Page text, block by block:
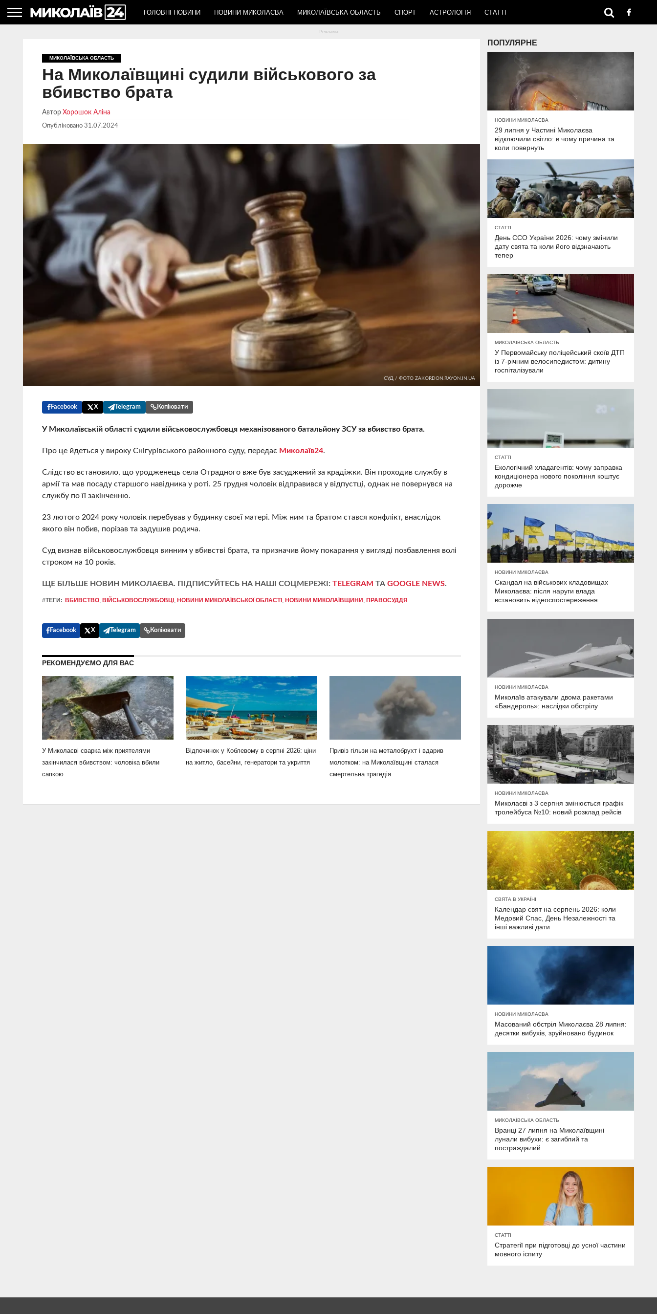
ГОЛОВНІ НОВИНИ НОВИНИ МИКОЛАЄВА МИКОЛАЇВСЬКА ОБЛАСТЬ СПОРТ АСТРОЛОГІЯ СТАТТІ
МИКОЛАЇВСЬКА ОБЛАСТЬ
На Миколаївщині судили військового за
вбивство брата
Автор Хорошок Аліна
Опубліковано 31.07.2024
СУД / ФОТО ZAKORDON.RAYON.IN.UA
Facebook X Telegram Копіювати
У Миколаївській області судили військовослужбовця механізованого батальйону ЗСУ за вбивство брата.
Про це йдеться у вироку Снігурівського районного суду, передає Миколаїв24.
Слідство встановило, що уродженець села Отрадного вже був засуджений за крадіжки. Він проходив службу в
армії та мав посаду старшого навідника у роті. 25 грудня чоловік відправився у відпустці, однак не повернувся на
службу по її закінченню.
23 лютого 2024 року чоловік перебував у будинку своєї матері. Між ним та братом стався конфлікт, внаслідок
якого він побив, порізав та задушив родича.
Суд визнав військовослужбовця винним у вбивстві брата, та призначив йому покарання у вигляді позбавлення волі
строком на 10 років.
ЩЕ БІЛЬШЕ НОВИН МИКОЛАЄВА. ПІДПИСУЙТЕСЬ НА НАШІ СОЦМЕРЕЖІ:TELEGRAM ТАGOOGLE NEWS.
#ТЕГИ: ВБИВСТВО,ВІЙСЬКОВОСЛУЖБОВЦІ,НОВИНИ МИКОЛАЇВСЬКОЇ ОБЛАСТІ,НОВИНИ МИКОЛАЇВЩИНИ,ПРАВОСУДДЯ
Facebook X Telegram Копіювати
РЕКОМЕНДУЄМО ДЛЯ ВАС
У Миколаєві сварка між приятелями
закінчилася вбивством: чоловіка вбили
сапкою
Відпочинок у Коблевому в серпні 2026: ціни
на житло, басейни, генератори та укриття
Привіз гільзи на металобрухт і вдарив
молотком: на Миколаївщині сталася
смертельна трагедія
ПОПУЛЯРНЕ
НОВИНИ МИКОЛАЄВА
29 липня у Частині Миколаєва
відключили світло: в чому причина та
коли повернуть
СТАТТІ
День ССО України 2026: чому змінили
дату свята та коли його відзначають
тепер
МИКОЛАЇВСЬКА ОБЛАСТЬ
У Первомайську поліцейський скоїв ДТП
із 7-річним велосипедистом: дитину
госпіталізували
СТАТТІ
Екологічний хладагентів: чому заправка
кондиціонера нового покоління коштує
дорожче
НОВИНИ МИКОЛАЄВА
Скандал на військових кладовищах
Миколаєва: після наруги влада
встановить відеоспостереження
НОВИНИ МИКОЛАЄВА
Миколаїв атакували двома ракетами
«Бандероль»: наслідки обстрілу
НОВИНИ МИКОЛАЄВА
Миколаєві з 3 серпня змінюється графік
тролейбуса №10: новий розклад рейсів
СВЯТА В УКРАЇНІ
Календар свят на серпень 2026: коли
Медовий Спас, День Незалежності та
інші важливі дати
НОВИНИ МИКОЛАЄВА
Масований обстріл Миколаєва 28 липня:
десятки вибухів, зруйновано будинок
МИКОЛАЇВСЬКА ОБЛАСТЬ
Вранці 27 липня на Миколаївщині
лунали вибухи: є загиблий та
постраждалий
СТАТТІ
Стратегії при підготовці до усної частини
мовного іспиту